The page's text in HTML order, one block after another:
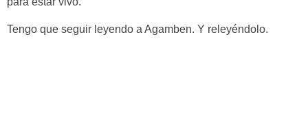
Tengo que seguir leyendo a Agamben. Y releyéndolo.